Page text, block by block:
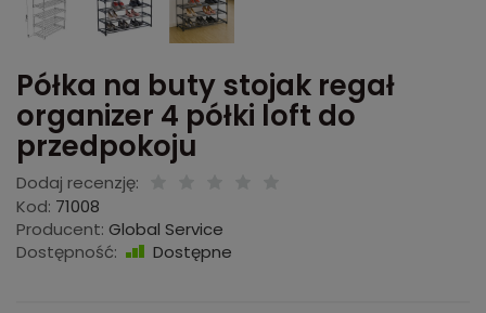
Półka na buty stojak regał
organizer 4 półki loft do
przedpokoju
Dodaj recenzję:
Kod: 71008
Producent: Global Service
Dostępność:
Dostępne